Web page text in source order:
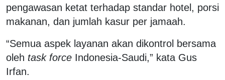
pengawasan ketat terhadap standar hotel, porsi
makanan, dan jumlah kasur per jamaah.
“Semua aspek layanan akan dikontrol bersama
oleh task force Indonesia-Saudi,” kata Gus
Irfan.